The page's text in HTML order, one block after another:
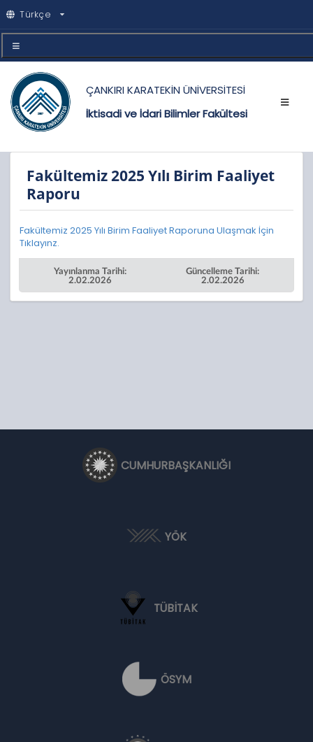
Türkçe
ÇANKIRI KARATEKİN ÜNİVERSİTESİ
İktisadi ve İdari Bilimler Fakültesi
Fakültemiz 2025 Yılı Birim Faaliyet
Raporu
Fakültemiz 2025 Yılı Birim Faaliyet Raporuna Ulaşmak İçin
Tıklayınz.
Yayınlanma Tarihi:
2.02.2026
Güncelleme Tarihi:
2.02.2026
CUMHURBAŞKANLIĞI
YÖK
TÜBİTAK
ÖSYM